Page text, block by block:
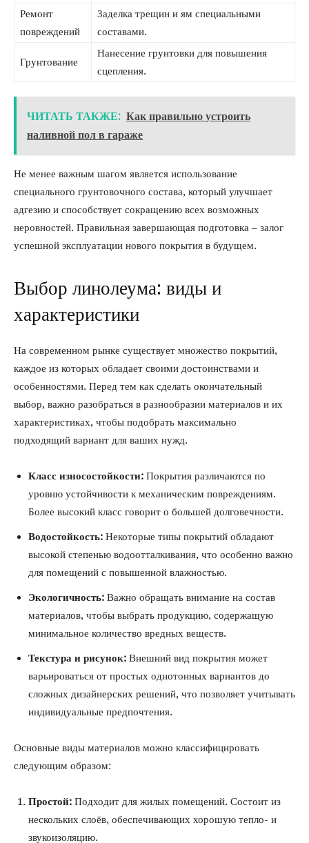
Ремонт
повреждений
Заделка трещин и ям специальными
составами.
Грунтование
Нанесение грунтовки для повышения
сцепления.
ЧИТАТЬ ТАКЖЕ: Как правильно устроить
наливной пол в гараже
Не менее важным шагом является использование
специального грунтовочного состава, который улучшает
адгезию и способствует сокращению всех возможных
неровностей. Правильная завершающая подготовка – залог
успешной эксплуатации нового покрытия в будущем.
Выбор линолеума: виды и
характеристики
На современном рынке существует множество покрытий,
каждое из которых обладает своими достоинствами и
особенностями. Перед тем как сделать окончательный
выбор, важно разобраться в разнообразии материалов и их
характеристиках, чтобы подобрать максимально
подходящий вариант для ваших нужд.
Класс износостойкости: Покрытия различаются по
уровню устойчивости к механическим повреждениям.
Более высокий класс говорит о большей долговечности.
Водостойкость: Некоторые типы покрытий обладают
высокой степенью водоотталкивания, что особенно важно
для помещений с повышенной влажностью.
Экологичность: Важно обращать внимание на состав
материалов, чтобы выбрать продукцию, содержащую
минимальное количество вредных веществ.
Текстура и рисунок: Внешний вид покрытия может
варьироваться от простых однотонных вариантов до
сложных дизайнерских решений, что позволяет учитывать
индивидуальные предпочтения.
Основные виды материалов можно классифицировать
следующим образом:
Простой: Подходит для жилых помещений. Состоит из
нескольких слоёв, обеспечивающих хорошую тепло- и
звукоизоляцию.